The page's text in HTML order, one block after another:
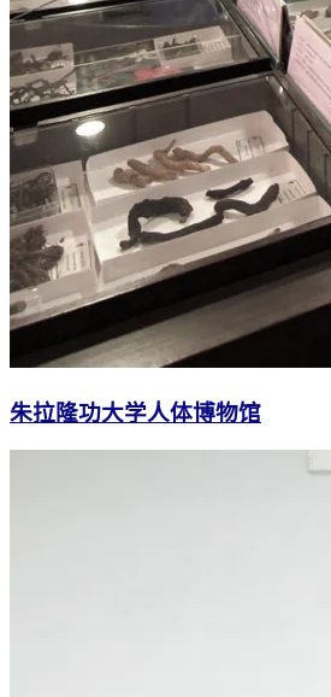
朱拉隆功大学人体博物馆